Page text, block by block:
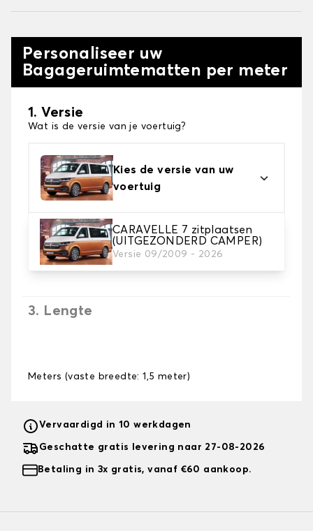
Personaliseer uw
Bagageruimtematten per meter
1. Versie
Wat is de versie van je voertuig?
Kies de versie van uw
voertuig
CARAVELLE 7 zitplaatsen
(UITGEZONDERD CAMPER)
Versie 09/2009 - 2026
2. Tapijt kleuren
Kies de kleur van je tapijt kofferruimte.
3. Lengte
Meters (vaste breedte: 1,5 meter)
Vervaardigd in 10 werkdagen
Geschatte gratis levering naar 27-08-2026
Betaling in 3x gratis, vanaf €60 aankoop.